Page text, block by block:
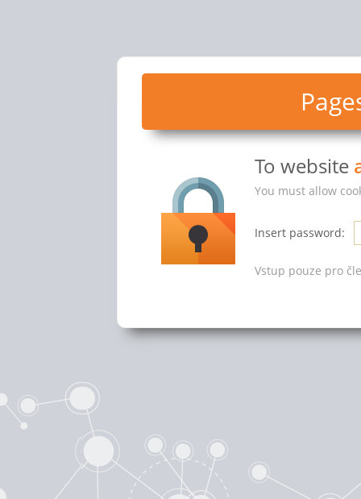
To website
You must allow
Insert password:
Vstup pouze pro